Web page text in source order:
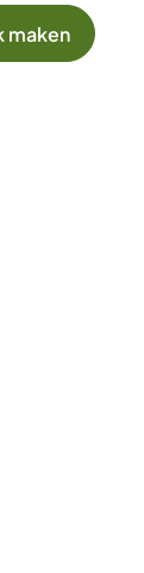
maken